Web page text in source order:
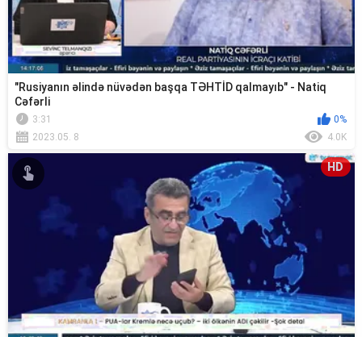
"Rusiyanın əlində nüvədən başqa TƏHTİD qalmayıb" - Natiq
Cəfərli
3:31
0%
2023.05. 8
4.0K
HD